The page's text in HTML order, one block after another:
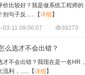
比较好？我是做系统工程师
别句子反...... 【详细 】
03-11 09:06:07 39273
么选才不会出错？
才不会出错？我现在是一名HR
流利，...... 【详细 】